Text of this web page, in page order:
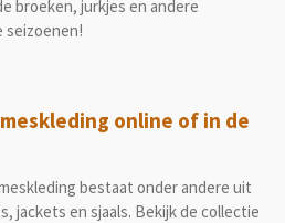
broeken, jurkjes en andere
seizoenen!
online of in de
bestaat onder andere uit
jackets en sjaals. Bekijk de collectie